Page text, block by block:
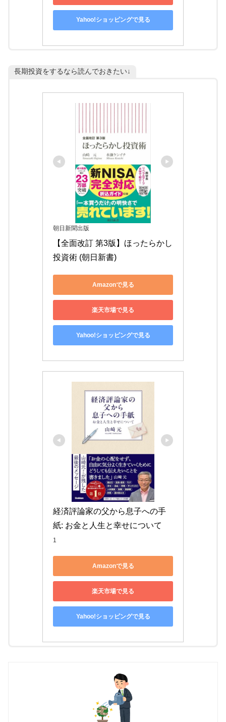
Yahoo!ショッピングで見る
長期投資をするなら読んでおきたい↓
朝日新聞出版
【全面改訂 第3版】ほったらかし
投資術 (朝日新書)
Amazonで見る
楽天市場で見る
Yahoo!ショッピングで見る
経済評論家の父から息子への手
紙: お金と人生と幸せについて
1
Amazonで見る
楽天市場で見る
Yahoo!ショッピングで見る